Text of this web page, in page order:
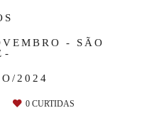
- SÃO
2024
0CURTIDAS